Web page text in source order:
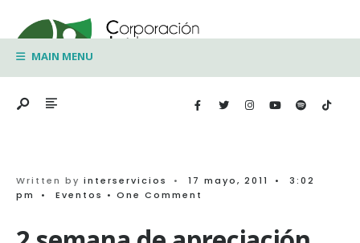
to
contentMAIN MENU
Written by interservicios • 17 mayo, 2011 •
3:02
pm
• Eventos • One Comment
for: